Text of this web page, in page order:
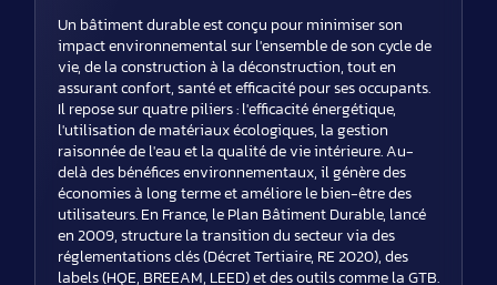
Un bâtiment durable est conçu pour minimiser son
impact environnemental sur l'ensemble de son cycle de
vie, de la construction à la déconstruction, tout en
assurant confort, santé et efficacité pour ses occupants.
Il repose sur quatre piliers : l'efficacité énergétique,
l'utilisation de matériaux écologiques, la gestion
raisonnée de l'eau et la qualité de vie intérieure. Au-
delà des bénéfices environnementaux, il génère des
économies à long terme et améliore le bien-être des
utilisateurs. En France, le Plan Bâtiment Durable, lancé
en 2009, structure la transition du secteur via des
réglementations clés (Décret Tertiaire, RE 2020), des
labels (HQE, BREEAM, LEED) et des outils comme la GTB.